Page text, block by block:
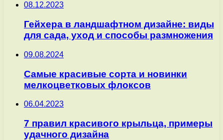
08.12.2023
Гейхера в ландшафтном дизайне: виды
для сада, уход и способы размножения
09.08.2024
Самые красивые сорта и новинки
мелкоцветковых флоксов
06.04.2023
7 правил красивого крыльца, примеры
удачного дизайна